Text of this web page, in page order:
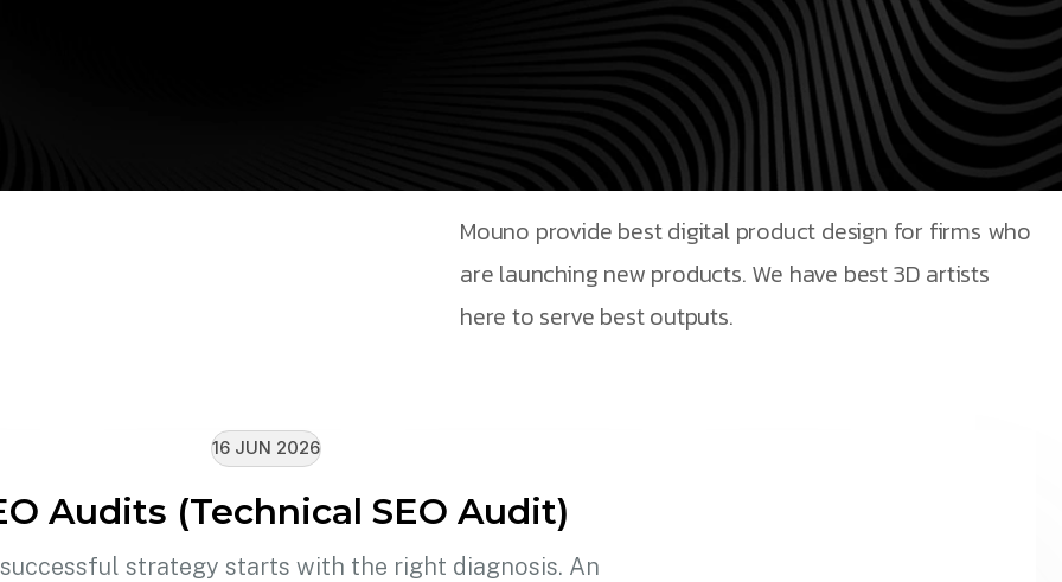
Mouno provide best digital product design for firms who
are launching new products. We have best 3D artists
here to serve best outputs.
16 JUN 2026
Audits (Technical SEO Audit)
strategy starts with the right diagnosis. An